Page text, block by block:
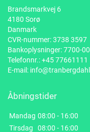
Brandsmarkvej 6
4180 Sorø
Danmark
CVR-nummer: 3738 3597
Bankoplysninger: 7700-
Telefonnr.:+45 77661111
E-mail:
Åbningstider
Mandag 08:00 - 16:00
Tirsdag
08:00 - 16:00